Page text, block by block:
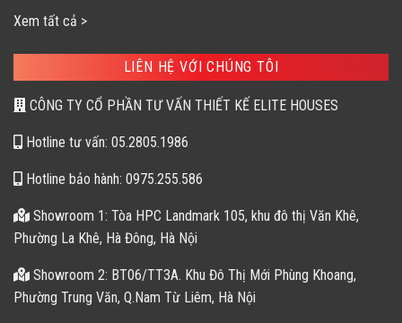
Xem tất cả >
LIÊN HỆ VỚI CHÚNG TÔI
CÔNG TY CỔ PHẦN TƯ VẤN THIẾT KẾ ELITE HOUSES
Hotline tư vấn: 05.2805.1986
Hotline bảo hành: 0975.255.586
Showroom 1: Tòa HPC Landmark 105, khu đô thị Văn Khê,
Phường La Khê, Hà Đông, Hà Nội
Showroom 2: BT06/TT3A. Khu Đô Thị Mới Phùng Khoang,
Phường Trung Văn, Q.Nam Từ Liêm, Hà Nội